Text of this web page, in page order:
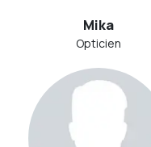
Mika
Opticien